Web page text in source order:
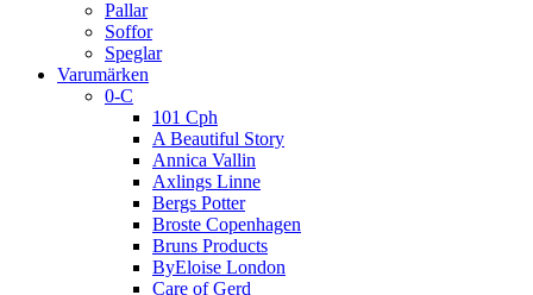
Pallar
Soffor
Speglar
Varumärken
0-C
101 Cph
A Beautiful Story
Annica Vallin
Axlings Linne
Bergs Potter
Broste Copenhagen
Bruns Products
ByEloise London
Care of Gerd